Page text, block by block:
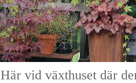
Här vid växthuset där